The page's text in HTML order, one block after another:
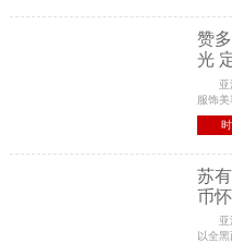
赞
光
亚洲
服饰
自由
两张
苏
币
亚洲
以全